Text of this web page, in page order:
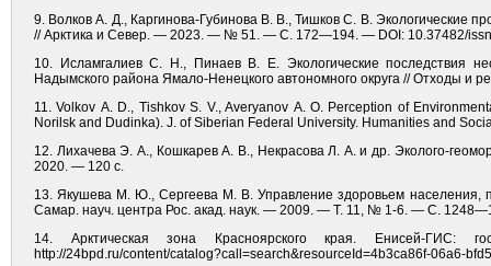
9. Волков А. Д., Каргинова-Губинова В. В., Тишков С. В. Экологические
// Арктика и Север. — 2023. — № 51. — С. 172—194. — DOI: 10.37482/
10. Исламгалиев С. Н., Пинаев В. Е. Экологические последствия
Надымского района Ямало-Ненецкого автономного округа // Отходы
11. Volkov A. D., Tishkov S. V., Averyanov A. O. Perception of
Norilsk and Dudinka). J. of Siberian Federal University. Humanities and
12. Лихачева Э. А., Кошкарев А. В., Некрасова Л. А. и др. Эколого-
2020. — 120 с.
13. Якушева М. Ю., Сергеева М. В. Управление здоровьем населения,
Самар. науч. центра Рос. акад. наук. — 2009. — Т. 11, № 1-6. — С.
14. Арктическая зона Красноярского края. Енисей-ГИС:
http://24bpd.ru/content/catalog?call=search&resourceId=4b3ca86f-06a6-